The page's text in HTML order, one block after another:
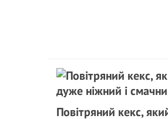
Повітряний кекс,